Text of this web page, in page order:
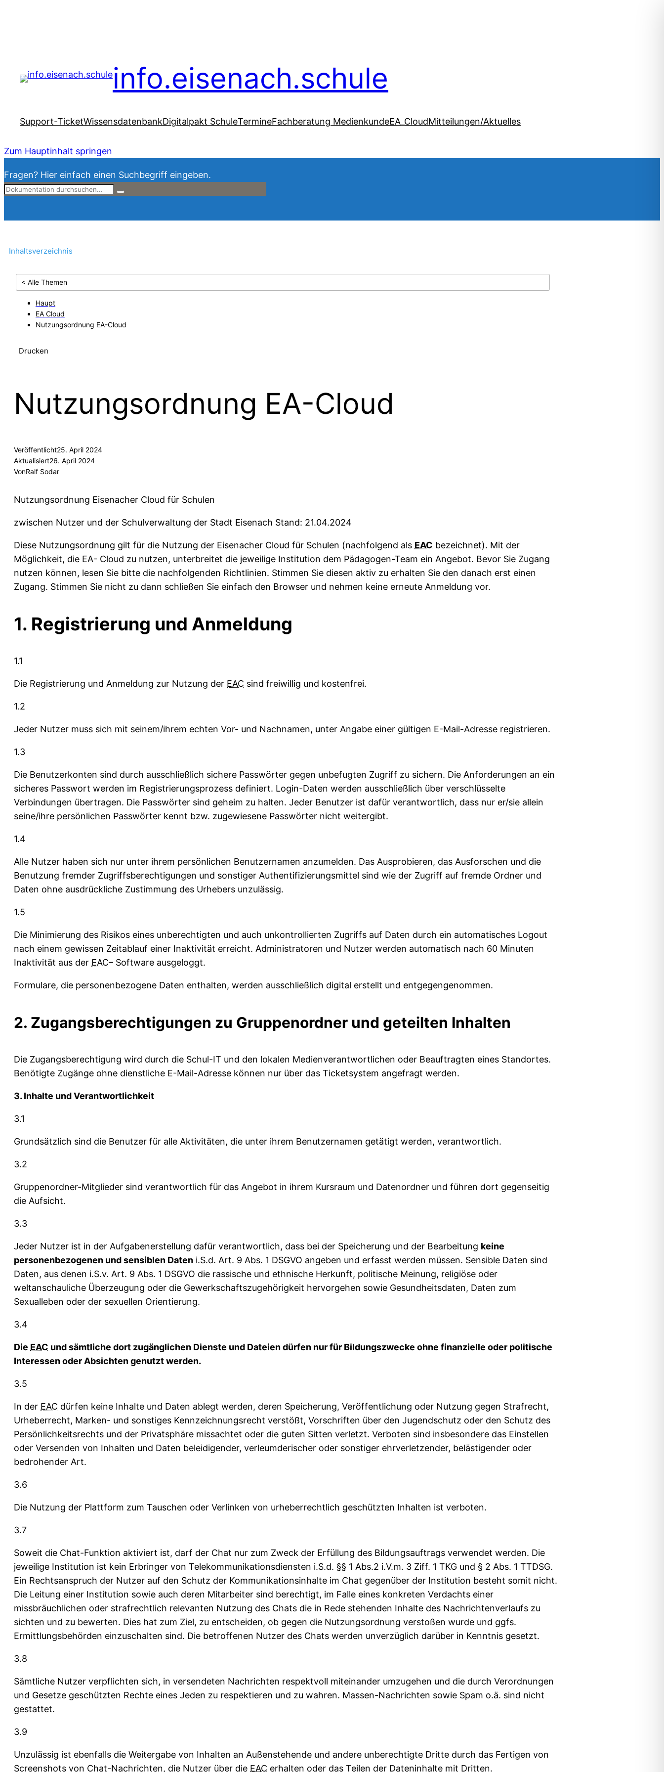
info.eisenach.schule
Support-TicketWissensdatenbankDigitalpakt SchuleTermineFachberatung MedienkundeEA_CloudMitteilungen/Aktuelles
Zum Hauptinhalt springen
Fragen? Hier einfach einen Suchbegriff eingeben.
Inhaltsverzeichnis
< Alle Themen
Haupt
EA Cloud
Nutzungsordnung EA-Cloud
Drucken
Nutzungsordnung EA-Cloud
Veröffentlicht25. April 2024
Aktualisiert26. April 2024
VonRalf Sodar
Nutzungsordnung Eisenacher Cloud für Schulen
zwischen Nutzer und der Schulverwaltung der Stadt Eisenach Stand: 21.04.2024
Diese Nutzungsordnung gilt für die Nutzung der Eisenacher Cloud für Schulen (nachfolgend als EAC bezeichnet). Mit der
Möglichkeit, die EA- Cloud zu nutzen, unterbreitet die jeweilige Institution dem Pädagogen-Team ein Angebot. Bevor Sie Zugang
nutzen können, lesen Sie bitte die nachfolgenden Richtlinien. Stimmen Sie diesen aktiv zu erhalten Sie den danach erst einen
Zugang. Stimmen Sie nicht zu dann schließen Sie einfach den Browser und nehmen keine erneute Anmeldung vor.
1. Registrierung und Anmeldung
1.1
Die Registrierung und Anmeldung zur Nutzung der EAC sind freiwillig und kostenfrei.
1.2
Jeder Nutzer muss sich mit seinem/ihrem echten Vor- und Nachnamen, unter Angabe einer gültigen E-Mail-Adresse registrieren.
1.3
Die Benutzerkonten sind durch ausschließlich sichere Passwörter gegen unbefugten Zugriff zu sichern. Die Anforderungen an ein
sicheres Passwort werden im Registrierungsprozess definiert. Login-Daten werden ausschließlich über verschlüsselte
Verbindungen übertragen. Die Passwörter sind geheim zu halten. Jeder Benutzer ist dafür verantwortlich, dass nur er/sie allein
seine/ihre persönlichen Passwörter kennt bzw. zugewiesene Passwörter nicht weitergibt.
1.4
Alle Nutzer haben sich nur unter ihrem persönlichen Benutzernamen anzumelden. Das Ausprobieren, das Ausforschen und die
Benutzung fremder Zugriffsberechtigungen und sonstiger Authentifizierungsmittel sind wie der Zugriff auf fremde Ordner und
Daten ohne ausdrückliche Zustimmung des Urhebers unzulässig.
1.5
Die Minimierung des Risikos eines unberechtigten und auch unkontrollierten Zugriffs auf Daten durch ein automatisches Logout
nach einem gewissen Zeitablauf einer Inaktivität erreicht. Administratoren und Nutzer werden automatisch nach 60 Minuten
Inaktivität aus der EAC– Software ausgeloggt.
Formulare, die personenbezogene Daten enthalten, werden ausschließlich digital erstellt und entgegengenommen.
2. Zugangsberechtigungen zu Gruppenordner und geteilten Inhalten
Die Zugangsberechtigung wird durch die Schul-IT und den lokalen Medienverantwortlichen oder Beauftragten eines Standortes.
Benötigte Zugänge ohne dienstliche E-Mail-Adresse können nur über das Ticketsystem angefragt werden.
3. Inhalte und Verantwortlichkeit
3.1
Grundsätzlich sind die Benutzer für alle Aktivitäten, die unter ihrem Benutzernamen getätigt werden, verantwortlich.
3.2
Gruppenordner-Mitglieder sind verantwortlich für das Angebot in ihrem Kursraum und Datenordner und führen dort gegenseitig
die Aufsicht.
3.3
Jeder Nutzer ist in der Aufgabenerstellung dafür verantwortlich, dass bei der Speicherung und der Bearbeitung keine
personenbezogenen und sensiblen Daten i.S.d. Art. 9 Abs. 1 DSGVO angeben und erfasst werden müssen. Sensible Daten sind
Daten, aus denen i.S.v. Art. 9 Abs. 1 DSGVO die rassische und ethnische Herkunft, politische Meinung, religiöse oder
weltanschauliche Überzeugung oder die Gewerkschaftszugehörigkeit hervorgehen sowie Gesundheitsdaten, Daten zum
Sexualleben oder der sexuellen Orientierung.
3.4
Die EAC und sämtliche dort zugänglichen Dienste und Dateien dürfen nur für Bildungszwecke ohne finanzielle oder politische
Interessen oder Absichten genutzt werden.
3.5
In der EAC dürfen keine Inhalte und Daten ablegt werden, deren Speicherung, Veröffentlichung oder Nutzung gegen Strafrecht,
Urheberrecht, Marken- und sonstiges Kennzeichnungsrecht verstößt, Vorschriften über den Jugendschutz oder den Schutz des
Persönlichkeitsrechts und der Privatsphäre missachtet oder die guten Sitten verletzt. Verboten sind insbesondere das Einstellen
oder Versenden von Inhalten und Daten beleidigender, verleumderischer oder sonstiger ehrverletzender, belästigender oder
bedrohender Art.
3.6
Die Nutzung der Plattform zum Tauschen oder Verlinken von urheberrechtlich geschützten Inhalten ist verboten.
3.7
Soweit die Chat-Funktion aktiviert ist, darf der Chat nur zum Zweck der Erfüllung des Bildungsauftrags verwendet werden. Die
jeweilige Institution ist kein Erbringer von Telekommunikationsdiensten i.S.d. §§ 1 Abs.2 i.V.m. 3 Ziff. 1 TKG und § 2 Abs. 1 TTDSG.
Ein Rechtsanspruch der Nutzer auf den Schutz der Kommunikationsinhalte im Chat gegenüber der Institution besteht somit nicht.
Die Leitung einer Institution sowie auch deren Mitarbeiter sind berechtigt, im Falle eines konkreten Verdachts einer
missbräuchlichen oder strafrechtlich relevanten Nutzung des Chats die in Rede stehenden Inhalte des Nachrichtenverlaufs zu
sichten und zu bewerten. Dies hat zum Ziel, zu entscheiden, ob gegen die Nutzungsordnung verstoßen wurde und ggfs.
Ermittlungsbehörden einzuschalten sind. Die betroffenen Nutzer des Chats werden unverzüglich darüber in Kenntnis gesetzt.
3.8
Sämtliche Nutzer verpflichten sich, in versendeten Nachrichten respektvoll miteinander umzugehen und die durch Verordnungen
und Gesetze geschützten Rechte eines Jeden zu respektieren und zu wahren. Massen-Nachrichten sowie Spam o.ä. sind nicht
gestattet.
3.9
Unzulässig ist ebenfalls die Weitergabe von Inhalten an Außenstehende und andere unberechtigte Dritte durch das Fertigen von
Screenshots von Chat-Nachrichten, die Nutzer über die EAC erhalten oder das Teilen der Dateninhalte mit Dritten.